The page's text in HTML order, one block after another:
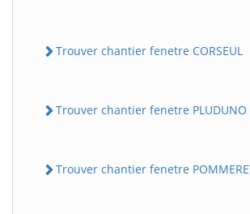
Trouver chantier fenetre CORSEUL
Trouver chantier fenetre PLUDUNO
Trouver chantier fenetre